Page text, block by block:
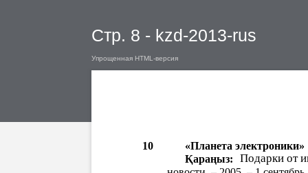
Стр. 8 - kzd-2013-rus
Упрощенная HTML-версия
10
«Планета электроники»
Қараңыз:
Подарки от